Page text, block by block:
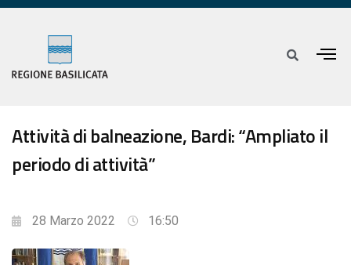
Attività di balneazione, Bardi: “Ampliato il
periodo di attività”
28 Marzo 2022 16:50